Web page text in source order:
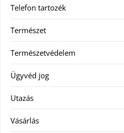
Telefon tartozék
Természet
Természetvédelem
Ügyvéd jog
Utazás
Vásárlás